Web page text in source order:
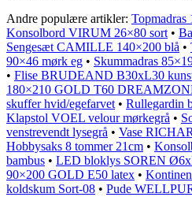
Andre populære artikler:
Konsolbord VIRUM 26×80 sort •
Sengesæt CAMILLE 140×200 blå •
90×46 mørk eg • Skummadras
• Flise BRUDEAND B30xL30
180×210 GOLD T60
skuffer hvid/egefarvet • Rullegardin
Klapstol VOEL velour mørkegrå •
venstrevendt lysegrå • Vase
Hobbysaks 8 tommer 21cm •
bambus • LED bloklys SOREN
90×200 GOLD E50 latex •
koldskum Sort-08 • Pude